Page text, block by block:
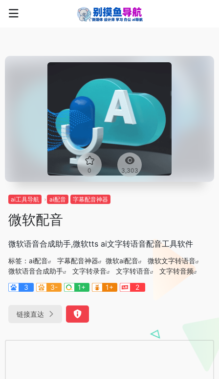
0 3,303
ai工具导航 ai配音 字幕配音神器
微软配音
微软语音合成助手,微软tts ai文字转语音配音工具软件
标签： ai配音 字幕配音神器 微软ai配音
微软文字转语音
微软语音合成助手
文字转录音 文字转语音
文字转音频
3
3- 1+ 1+ 2
链接直达